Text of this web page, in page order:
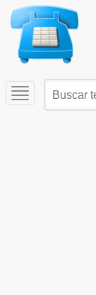
Toggle
navigation